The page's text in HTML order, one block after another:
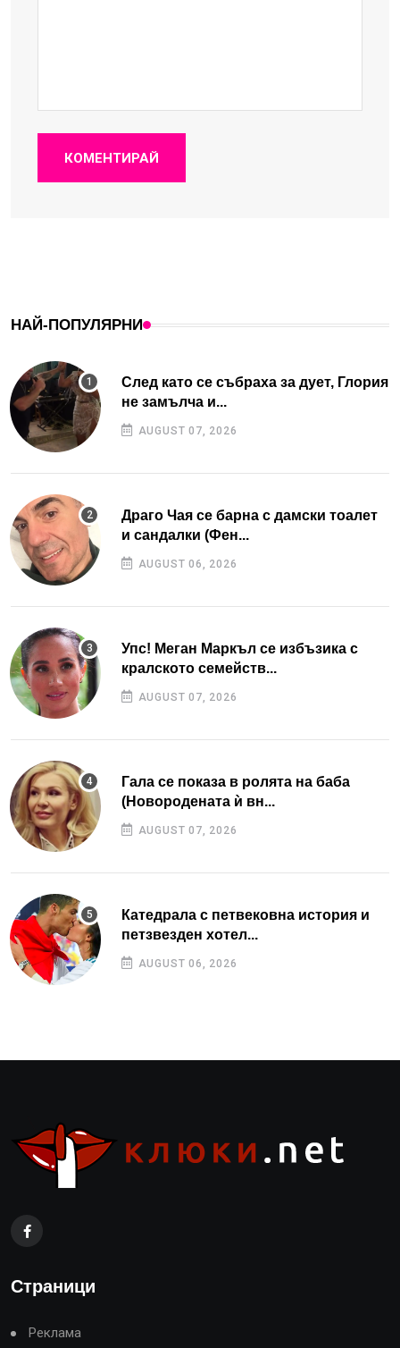
КОМЕНТИРАЙ
НАЙ-ПОПУЛЯРНИ
След като се събраха за дует, Глория
не замълча и...
AUGUST 07, 2026
Драго Чая се барна с дамски тоалет
и сандалки (Фен...
AUGUST 06, 2026
Упс! Меган Маркъл се избъзика с
кралското семейств...
AUGUST 07, 2026
Гала се показа в ролята на баба
(Новородената ѝ вн...
AUGUST 07, 2026
Катедрала с петвековна история и
петзвезден хотел...
AUGUST 06, 2026
Страници
Реклама